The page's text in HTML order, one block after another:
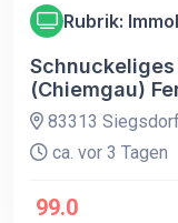
Rubrik:
(Chiemgau)
83313 Siegsdorf
ca. vor 3 Tagen
99.0